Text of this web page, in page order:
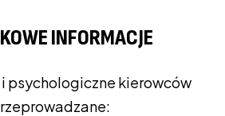
INFORMACJE
psychologiczne kierowców